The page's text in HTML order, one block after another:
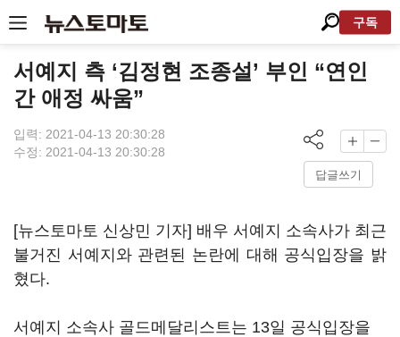
구독
서예지 측 ‘김정현 조종설’ 부인 “연인
간 애정 싸움”
입력: 2021-04-13 20:30:28
수정: 2021-04-13 20:30:28
답글쓰기
[뉴스토마토 신상민 기자] 배우 서예지 소속사가 최근
불거진 서예지와 관련된 논란에 대해 공식입장을 밝
혔다.
서예지 소속사 골드메달리스트는 13일 공식입장을